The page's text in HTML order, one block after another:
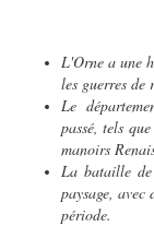
L'Orne a une
les guerres de
Le
passé, tels
manoirs
La bataille de
paysage, avec
période.